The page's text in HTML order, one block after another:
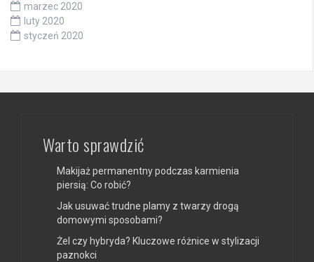
marzec 2020
luty 2020
styczeń 2020
Warto sprawdzić
Makijaż permanentny podczas karmienia
piersią: Co robić?
Jak usuwać trudne plamy z twarzy drogą
domowymi sposobami?
Żel czy hybryda? Kluczowe różnice w stylizacji
paznokci